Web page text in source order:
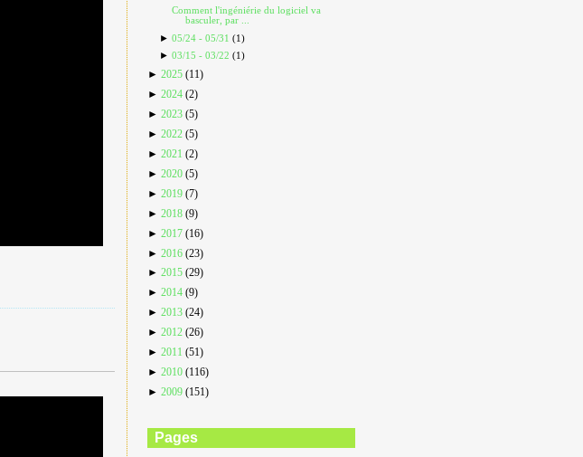
Comment l'ingéniérie du logiciel va
basculer, par ...
►05/24 - 05/31(1)
►03/15 - 03/22(1)
► 2025 (11)
► 2024 (2)
► 2023 (5)
► 2022 (5)
► 2021 (2)
► 2020 (5)
► 2019 (7)
► 2018 (9)
► 2017 (16)
► 2016 (23)
► 2015 (29)
► 2014 (9)
► 2013 (24)
► 2012 (26)
► 2011 (51)
► 2010 (116)
► 2009 (151)
Pages